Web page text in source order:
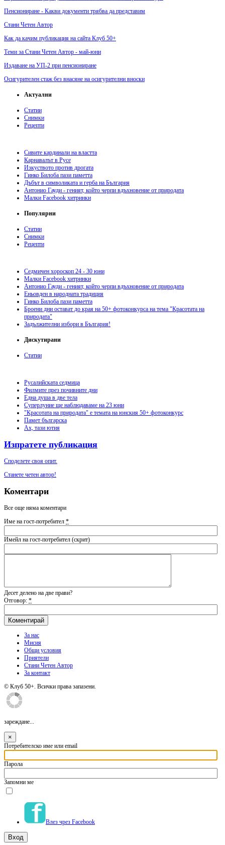
Пенсиониране - Какви документи трябва да представим
Стани Четен Автор
Как да качим публикация на сайта Клуб 50+
Теми за Стани Четен Автор - май-юни
Издаване на УП-2 при пенсиониране
Осигурителен стаж без внасяне на осигурителни вноски
Актуални
Статии
Снимки
Рецепти
Сивите кардинали на властта
Карнавалът в Русе
Изкуството против дрогата
Гинко Билоба пази паметта
Дъбът в символиката и герба на България
Антонио Гауди - геният, който черпи вдъхновение от природата
Малки Facebook хитринки
Популярни
Статии
Снимки
Рецепти
Седмичен хороскоп 24 - 30 юни
Малки Facebook хитринки
Антонио Гауди - геният, който черпи вдъхновение от природата
Еньовден в народната традиция
Гинко Билоба пази паметта
Броени дни остават до края на 50+ фотоконкурса на тема "Красотата на
природата"
Задължителни избори в България!
Дискутирани
Статии
Русалийската седмица
Филмите през почивните дни
Една душа в две тела
Суперлуние ще наблюдаваме на 23 юни
"Красотата на природата" е темата на юнския 50+ фотоконкурс
Памет българска
Ах, тази ютия
Изпратете публикация
Споделете своя опит.
Станете четен автор!
Коментари
Все още няма коментари
Име на гост-потребител *
Имейл на гост-потребител (скрит)
Десет делено на две прави?
Отговор: *
За нас
Мисия
Общи условия
Приятели
Стани Четен Автор
За контакт
© Клуб 50+. Всички права запазени.
зареждане...
×
Потребителско име или email
Парола
Запомни ме
Влез чрез Facebook